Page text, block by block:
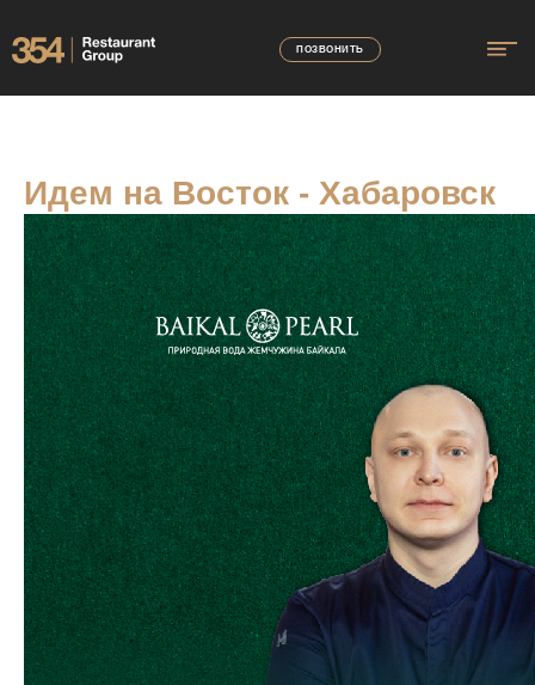
ПОЗВОНИТЬ
Идем на Восток - Хабаровск